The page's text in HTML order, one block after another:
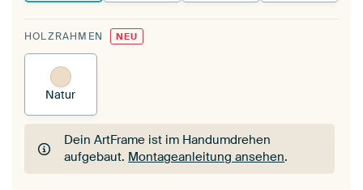
HOLZRAHMEN NEU
Natur
Dein ArtFrame ist im Handumdrehen
aufgebaut. Montageanleitung ansehen.